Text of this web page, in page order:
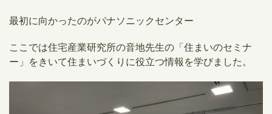
​最初に向かったのがパナソニックセンター
ここでは住宅産業研究所の音地先生の 「 住まいのセミナ
ー」
をきいて住まいづくりに役立つ情報を学びました。